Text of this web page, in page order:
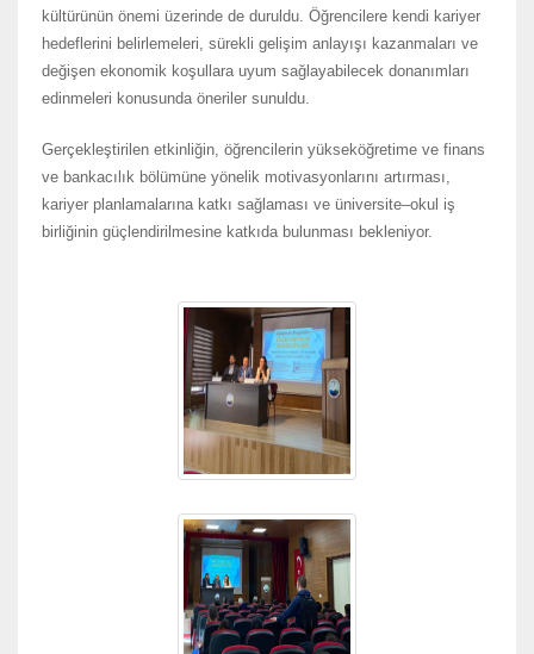
kültürünün önemi üzerinde de duruldu. Öğrencilere kendi kariyer
hedeflerini belirlemeleri, sürekli gelişim anlayışı kazanmaları ve
değişen ekonomik koşullara uyum sağlayabilecek donanımları
edinmeleri konusunda öneriler sunuldu.
Gerçekleştirilen etkinliğin, öğrencilerin yükseköğretime ve finans
ve bankacılık bölümüne yönelik motivasyonlarını artırması,
kariyer planlamalarına katkı sağlaması ve üniversite–okul iş
birliğinin güçlendirilmesine katkıda bulunması bekleniyor.